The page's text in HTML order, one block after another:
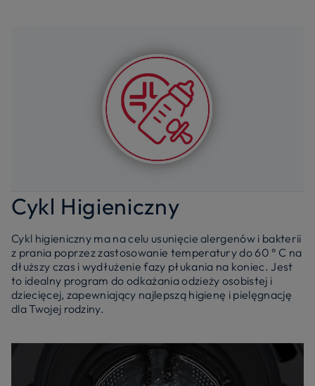
Cykl Higieniczny
Cykl higieniczny ma na celu usunięcie alergenów i bakterii
z prania poprzez zastosowanie temperatury do 60 ° C na
dłuższy czas i wydłużenie fazy płukania na koniec. Jest
to idealny program do odkażania odzieży osobistej i
dziecięcej, zapewniający najlepszą higienę i pielęgnację
dla Twojej rodziny.